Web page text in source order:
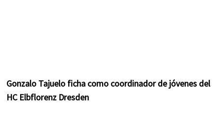
Gonzalo Tajuelo ficha como coordinador de jóvenes del
HC Elbflorenz Dresden